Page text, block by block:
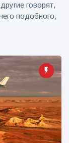
говорят,
подобного,